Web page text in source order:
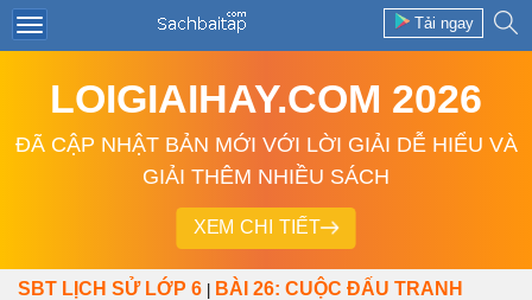
Tải ngay
LOIGIAIHAY.COM 2026
ĐÃ CẬP NHẬT BẢN MỚI VỚI LỜI GIẢI DỄ HIỂU VÀ
GIẢI THÊM NHIỀU SÁCH
XEM CHI TIẾT
SBT LỊCH SỬ LỚP 6
BÀI 26: CUỘC ĐẤU TRANH